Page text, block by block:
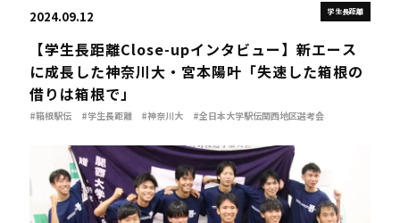
学生長距離
2024.09.12
【学生長距離Close-upインタビュー】新エース
に成長した神奈川大・宮本陽叶「失速した箱根の
借りは箱根で」
#箱根駅伝 #学生長距離 #神奈川大 #全日本大学駅伝関西地区選考会